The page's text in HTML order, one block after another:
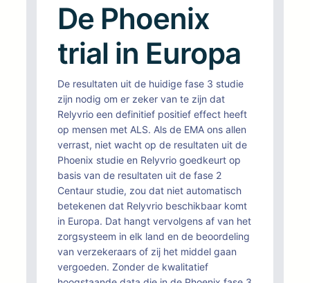
De Phoenix
trial in Europa
De resultaten uit de huidige fase 3 studie
zijn nodig om er zeker van te zijn dat
Relyvrio een definitief positief effect heeft
op mensen met ALS. Als de EMA ons allen
verrast, niet wacht op de resultaten uit de
Phoenix studie en Relyvrio goedkeurt op
basis van de resultaten uit de fase 2
Centaur studie, zou dat niet automatisch
betekenen dat Relyvrio beschikbaar komt
in Europa. Dat hangt vervolgens af van het
zorgsysteem in elk land en de beoordeling
van verzekeraars of zij het middel gaan
vergoeden. Zonder de kwalitatief